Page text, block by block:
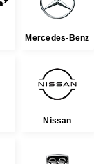
Mercedes-Benz
Nissan